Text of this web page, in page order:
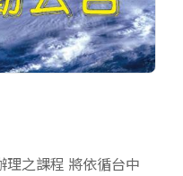
理之課程 將依循台中